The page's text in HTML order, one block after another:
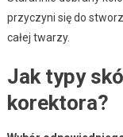
przyczyni się do
całej twarzy.
Jak typy
korektora?